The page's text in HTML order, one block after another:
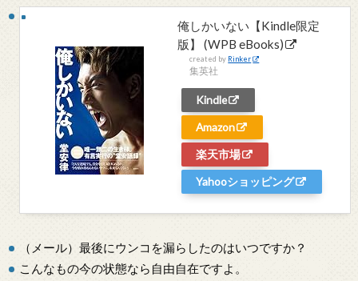
俺しかいない【Kindle限定
版】 (WPB eBooks)
created by Rinker
集英社
Kindle
Amazon
楽天市場
Yahooショッピング
（メール）最後にウンコを漏らしたのはいつですか？
こんなもの今の状態なら自由自在ですよ。